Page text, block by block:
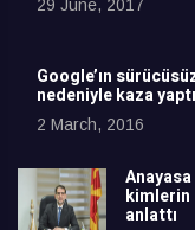
29 June, 2017
Google’ın
nedeniyle kaza yaptı
2 March, 2016
kimlerin
anlattı